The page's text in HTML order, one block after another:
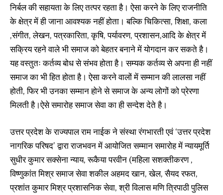
निर्बल की सहायता के लिए तत्पर रहता है। ऐसा करने के लिए राजनीति
के क्षेत्र में ही जाना आवश्यक नहीं होता। बल्कि चिकित्सा, शिक्षा, कला
,संगीत, लेखन, पत्रकारिता, कृषि, पर्यावरण, प्रशासन,आदि के क्षेत्र में
सक्रिय रहने वाले भी समाज को बेहतर बनाने में योगदान कर सकते है।
यह वस्तुतः कर्तव्य बोध से संभव होता है। सम्यक कर्तव्य से अपना ही नहीं
समाज का भी हित होता है। ऐसा करने वालों में सम्मान की लालसा नहीं
होती, फिर भी उनका सम्मान होने से समाज के अन्य लोगों को प्रेरणा
मिलती है।ऐसे समारोह समाज सेवा का ही सन्देश देते है।
उत्तर प्रदेश के राज्यपाल राम नाईक ने संस्था रंगभारती एवं ‘उत्तर प्रदेश
नागरिक परिषद’ द्वारा राजभवन में आयोजित सम्मान समारोह में न्यायमूर्ति
सुधीर कुमार सक्सेना न्याय, रूकैया परवीन (महिला सशक्तीकरण ,
विष्णुकांत मिश्र समाज सेवा शकील अहमद खान, खेल, सैयद रफत,
प्रशांत कुमार मिश्र प्रशासनिक सेवा, श्री विलास मणि त्रिपाठी पुलिस